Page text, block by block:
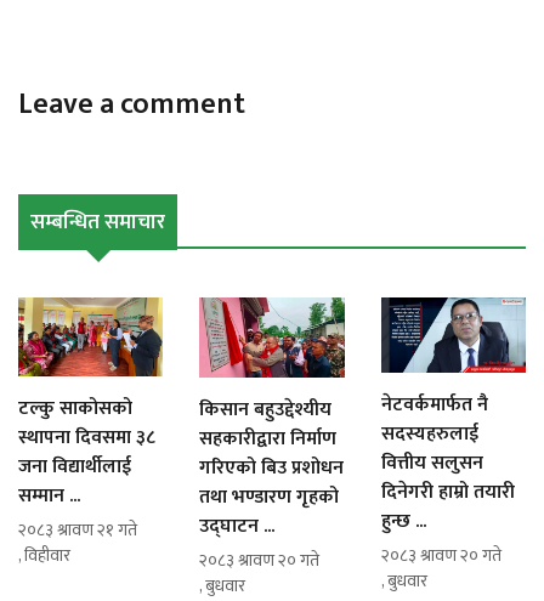
Leave a comment
सम्बन्धित समाचार
टल्कु साकोसको
स्थापना दिवसमा ३८
जना विद्यार्थीलाई
सम्मान ...
२०८३ श्रावण २१ गते
, विहीवार
किसान बहुउद्देश्यीय
सहकारीद्वारा निर्माण
गरिएको बिउ प्रशोधन
तथा भण्डारण गृहको
उद्घाटन ...
२०८३ श्रावण २० गते
, बुधवार
नेटवर्कमार्फत नै
सदस्यहरुलाई
वित्तीय सलुसन
दिनेगरी हाम्रो तयारी
हुन्छ ...
२०८३ श्रावण २० गते
, बुधवार